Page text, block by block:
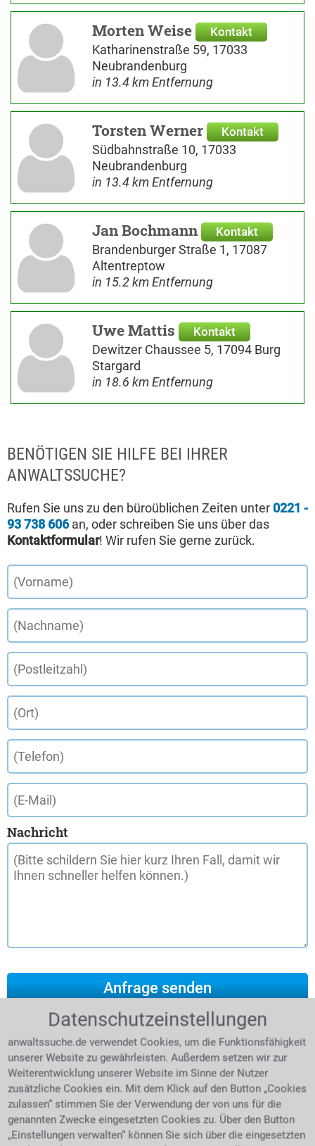
Morten Weise Kontakt
Katharinenstraße 59, 17033
Neubrandenburg
in 13.4 km Entfernung
Torsten Werner Kontakt
Südbahnstraße 10, 17033
Neubrandenburg
in 13.4 km Entfernung
Jan Bochmann Kontakt
Brandenburger Straße 1, 17087
Altentreptow
in 15.2 km Entfernung
Uwe Mattis Kontakt
Dewitzer Chaussee 5, 17094 Burg
Stargard
in 18.6 km Entfernung
BENÖTIGEN SIE HILFE BEI IHRER
ANWALTSSUCHE?
Rufen Sie uns zu den büroüblichen Zeiten unter 0221 -
93 738 606an, oder schreiben Sie uns über das
Kontaktformular! Wir rufen Sie gerne zurück.
Nachricht
Datenschutzeinstellungen
anwaltssuche.de verwendet Cookies, um die Funktionsfähigkeit
unserer Website zu gewährleisten. Außerdem setzen wir zur
Weiterentwicklung unserer Website im Sinne der Nutzer
zusätzliche Cookies ein. Mit dem Klick auf den Button „Cookies
zulassen“ stimmen Sie der Verwendung der von uns für die
genannten Zwecke eingesetzten Cookies zu. Über den Button
„Einstellungen verwalten“ können Sie sich über die eingesetzten